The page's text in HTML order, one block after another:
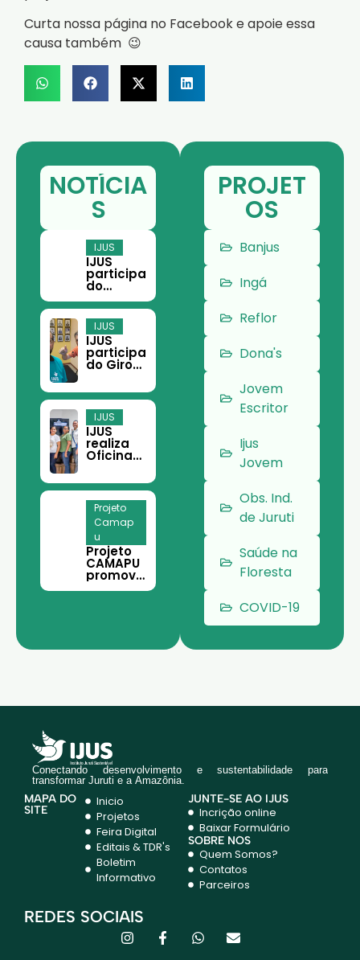
Curta nossa página no Facebook e apoie essa
causa também 😉
NOTÍCIA
S
IJUS
IJUS
participa
do
Encontro
Paraens
e do
Terceiro
Setor,
em
Belém
IJUS
IJUS
participa
do Giro
a em
Belém
IJUS
IJUS
realiza
Oficina
Teoria
da
Mudança
Planeja
mento
Estratégi
co em
Juruti
Projeto
Camap
u
Projeto
CAMAPU
promove
curso de
ades
PROJET
OS
Banjus
Ingá
Reflor
Dona's
Jovem
Escritor
Ijus
Jovem
Obs. Ind.
de Juruti
Saúde na
Floresta
COVID-19
Conectando desenvolvimento e sustentabilidade para
transformar Juruti e a Amazônia.
MAPA DO
SITE
Inicio
Projetos
Feira Digital
Editais & TDR's
Boletim
Informativo
JUNTE-SE AO IJUS
Incrição online
Baixar Formulário
SOBRE NÓS
Quem Somos?
Contatos
Parceiros
REDES SOCIAIS